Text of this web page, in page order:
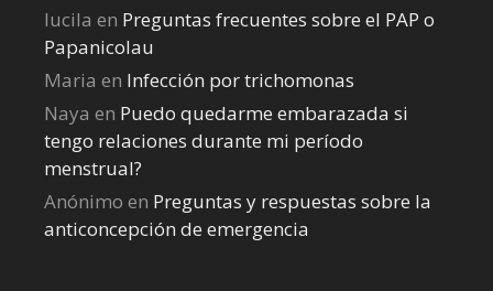
lucila en Preguntas frecuentes sobre el PAP o
Papanicolau
Maria en Infección por trichomonas
Naya en Puedo quedarme embarazada si
tengo relaciones durante mi perí­odo
menstrual?
Anónimo en Preguntas y respuestas sobre la
anticoncepción de emergencia